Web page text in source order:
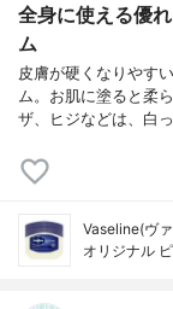
全身に使える優
ム
皮膚が硬くなりやす
ム。お肌に塗ると柔
ザ、ヒジなどは、白
Vaseline(ヴ
オリジナル